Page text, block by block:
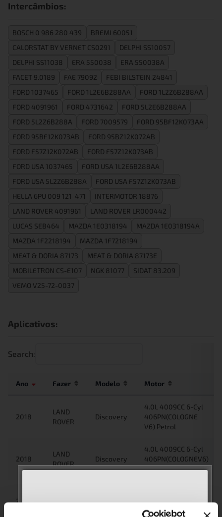
Intercâmbios:
BOSCH 0 986 280 439
BREMI 60051
CALORSTAT BY VERNET CS0291
DELPHI SS10057
DELPHI SS11038
ERA 550038
ERA 550038A
FACET 9.0189
FAE 79092
FEBI BILSTEIN 24841
FORD 1037465
FORD 1L2E6B288AA
FORD 1L2Z6B288AA
FORD 4091961
FORD 4731642
FORD 5L2E6B288AA
FORD 5L2Z6B288A
FORD 7009579
FORD 95BF12K073AA
FORD 95BF12K073AB
FORD 95BZ12K072AB
FORD F57Z12K072AB
FORD F57Z12K073AB
FORD USA 1037465
FORD USA 1L2E6B288AA
FORD USA 5L2Z6B288A
FORD USA F57Z12K073AB
HELLA 6PU 009 121-471
INTERMOTOR 18876
LAND ROVER 4091961
LAND ROVER LR000442
LUCAS SEB464
MAZDA 1E0318194
MAZDA 1E0318194A
MAZDA 1F2218194
MAZDA 1F7218194
MEAT & DORIA 87173
MEAT & DORIA 87173E
MOBILETRON CS-E107
NGK 81077
SIDAT 83.209
VEMO V25-72-0037
Aplicativos:
Search:
Ano Fazer Modelo Motor
2018
LAND
ROVER
Discovery
4.0L 4009CC 6-Cyl
406PN(COLOGNE
V6) Petrol
2018
LAND
ROVER
Discovery
4.0L 4009CC 6-Cyl
406PN(COLOGNEV6)
Petrol
2017 Discovery
406PN(COLOGNE
V6) Petrol